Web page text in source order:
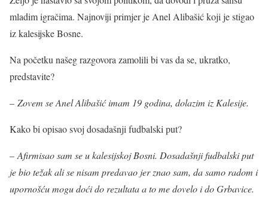
mladim igračima. Najnoviji primjer je Anel Alibašić koji je stigao
iz kalesijske Bosne.
Na početku našeg razgovora zamolili bi vas da se, ukratko,
predstavite?
– Zovem se Anel Alibašić imam 19 godina, dolazim iz Kalesije.
Kako bi opisao svoj dosadašnji fudbalski put?
– Afirmisao sam se u kalesijskoj Bosni. Dosadašnji fudbalski put
je bio težak ali se nisam predavao jer znao sam, da samo radom i
upornošću mogu doći do rezultata a to me dovelo i do Grbavice.